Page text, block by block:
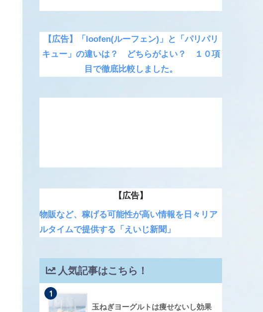
【広告】「loofen(ルーフェン)」と「パリパリ
キュー」の違いは？ どちらがよい？ １０項
目で徹底比較しました。
【広告】
物販など、稼げる可能性が高い情報を日々リア
ルタイムで提供する「えいじ新聞」
人気記事はこちら！
1
玉ねぎヨーグルトは痩せないし効果